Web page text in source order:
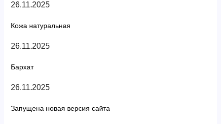
26.11.2025
Кожа натуральная
26.11.2025
Бархат
26.11.2025
Запущена новая версия сайта